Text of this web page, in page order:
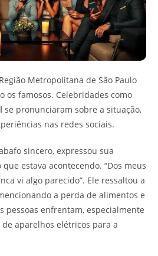
Metropolitana de São Paulo
os famosos. Celebridades como
se pronunciaram sobre a situação,
nas redes sociais.
sincero, expressou sua
estava acontecendo. “Dos meus
vi algo parecido”. Ele ressaltou a
a perda de alimentos e
pessoas enfrentam, especialmente
aparelhos elétricos para a